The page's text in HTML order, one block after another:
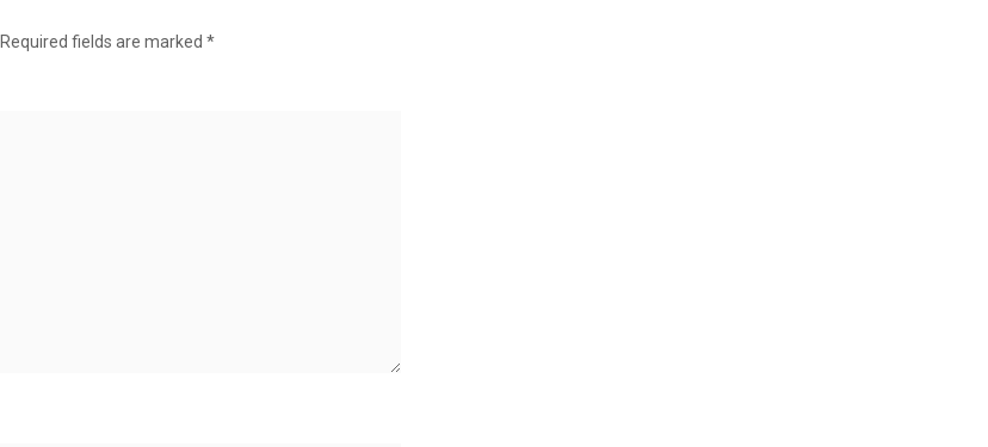
Required fields are marked *